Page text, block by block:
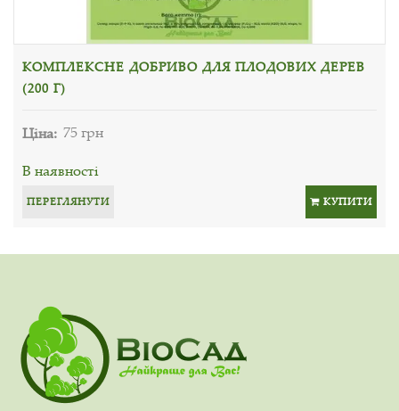
КОМПЛЕКСНЕ ДОБРИВО ДЛЯ ПЛОДОВИХ ДЕРЕВ
(200 Г)
Ціна: 75 грн
В наявності
ПЕРЕГЛЯНУТИ КУПИТИ